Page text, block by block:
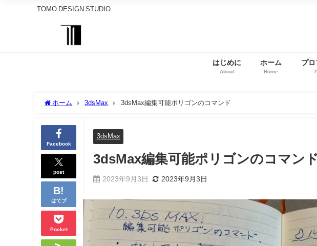
TOMO DESIGN STUDIO
はじめに
About
ホーム
Home
プ
ホーム 3dsMax 3dsMax編集可能ポリゴンのコマンド
Facebook
post
はてブ
Pocket
3dsMax
3dsMax編集可能ポリゴンのコマンド
2023年9月3日 2023年9月3日